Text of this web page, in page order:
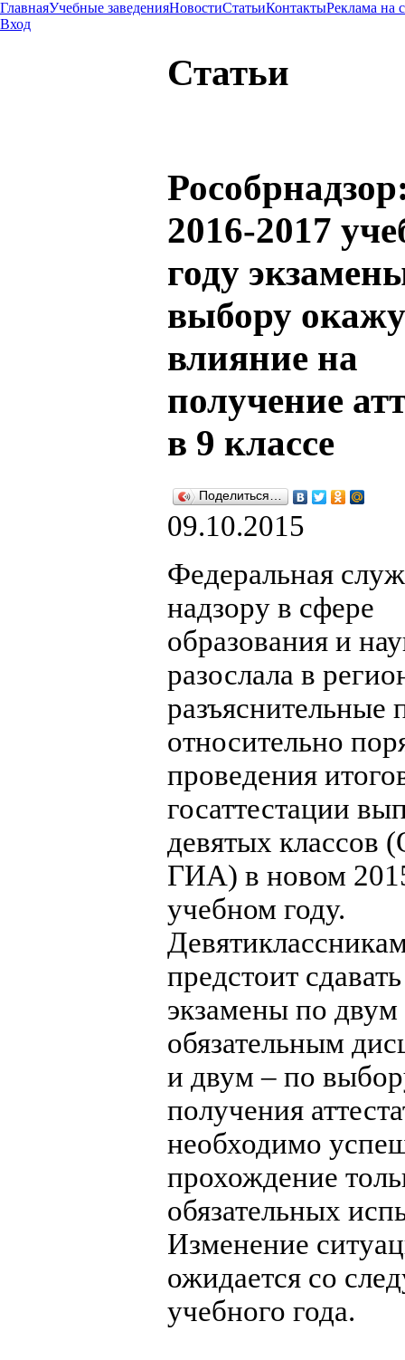
ГлавнаяУчебные заведенияНовостиСтатьиКонтактыРеклама на
Вход
Статьи
2016-2017
году
выбору
влияние на
получение
в 9 классе
Поделиться…
09.10.2015
Федеральная
надзору в сфере
образования и
разослала в
разъяснительные
относительно
проведения
госаттестации
девятых классов
ГИА) в новом
учебном году.
предстоит сдавать
экзамены по двум
обязательным
и двум – по
получения
необходимо
прохождение
обязательных
Изменение
ожидается со
учебного года.